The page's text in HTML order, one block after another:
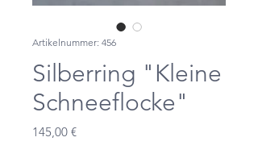
Artikelnummer: 456
Silberring "Kleine
Schneeflocke"
145,00 €Preis